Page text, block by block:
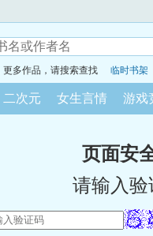
更多作品，请搜索查找 临时书架
二次元 女生言情 游戏
页面安
请输入验